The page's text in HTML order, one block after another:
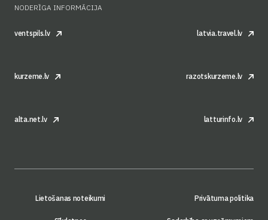
NODERĪGA INFORMĀCIJA
ventspils.lv latvia.travel.lv
kurzeme.lv razotskurzeme.lv
alta.net.lv latturinfo.lv
Lietošanas noteikumi Privātuma politika